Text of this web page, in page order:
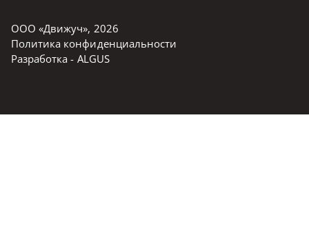
ООО «Движуч», 2026
Политика конфиденциальности
Разработка - ALGUS